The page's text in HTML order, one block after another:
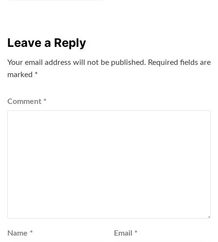
Leave a Reply
Your email address will not be published. Required fields are
marked *
Comment *
Name * Email *